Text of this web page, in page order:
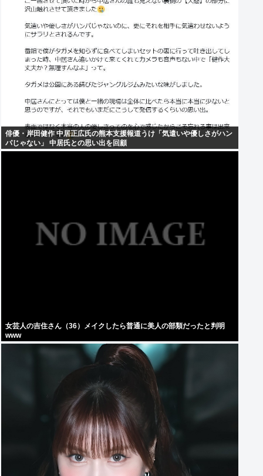
俳優・岸田健作 中居正広氏の熊本支援報道うけ「気遣いや優しさがハン
パじゃない」 中居氏との思い出を回顧
女芸人の吉住さん（36）メイクしたら普通に美人の部類だったと判明
www